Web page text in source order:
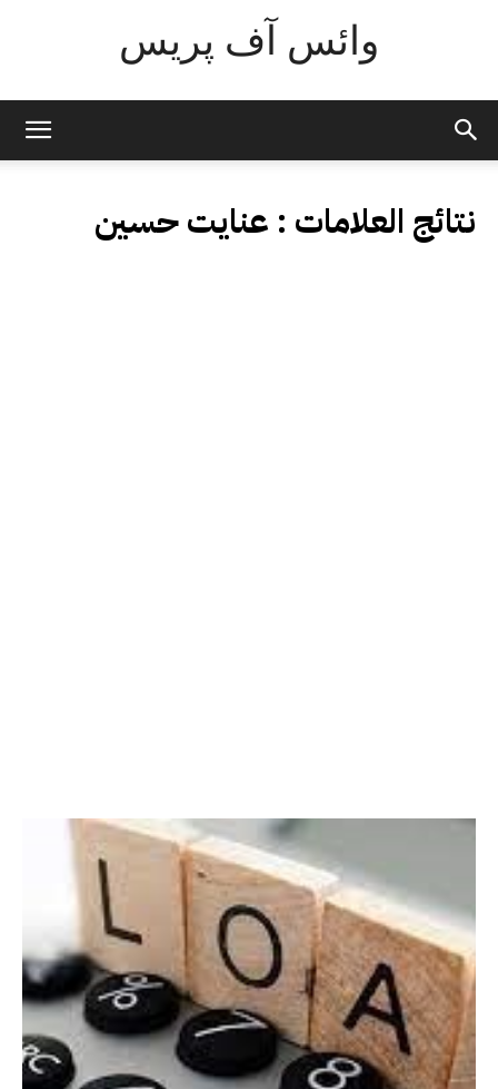
وائس آف پریس
نتائج العلامات : عنایت حسین